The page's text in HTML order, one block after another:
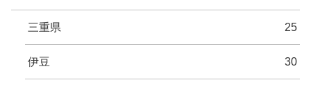
三重県 25
伊豆 30